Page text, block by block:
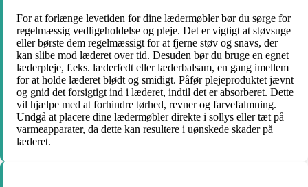
For at forlænge levetiden for dine lædermøbler bør du sørge for
regelmæssig vedligeholdelse og pleje. Det er vigtigt at støvsuge
eller børste dem regelmæssigt for at fjerne støv og snavs, der
kan slibe mod læderet over tid. Desuden bør du bruge en egnet
læderpleje, f.eks. læderfedt eller læderbalsam, en gang imellem
for at holde læderet blødt og smidigt. Påfør plejeproduktet jævnt
og gnid det forsigtigt ind i læderet, indtil det er absorberet. Dette
vil hjælpe med at forhindre tørhed, revner og farvefalmning.
Undgå at placere dine lædermøbler direkte i sollys eller tæt på
varmeapparater, da dette kan resultere i uønskede skader på
læderet.